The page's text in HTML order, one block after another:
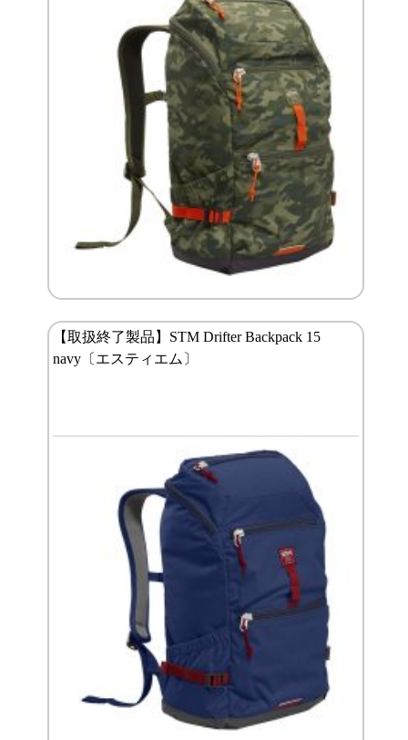
【取扱終了製品】STM Drifter Backpack 15
navy〔エスティエム〕